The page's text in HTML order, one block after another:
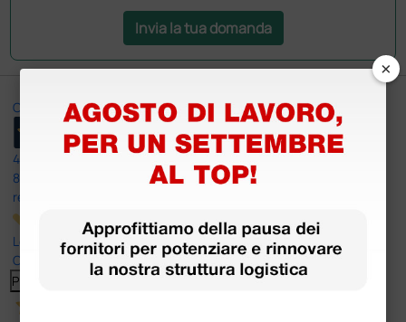
Invia la tua domanda
Ottimo
4,6
8.330
recensioni
Le nostre recensioni a 4 e 5 stelle.
Clicca qui per leggerle tutte >
Precedente
Successivo
×